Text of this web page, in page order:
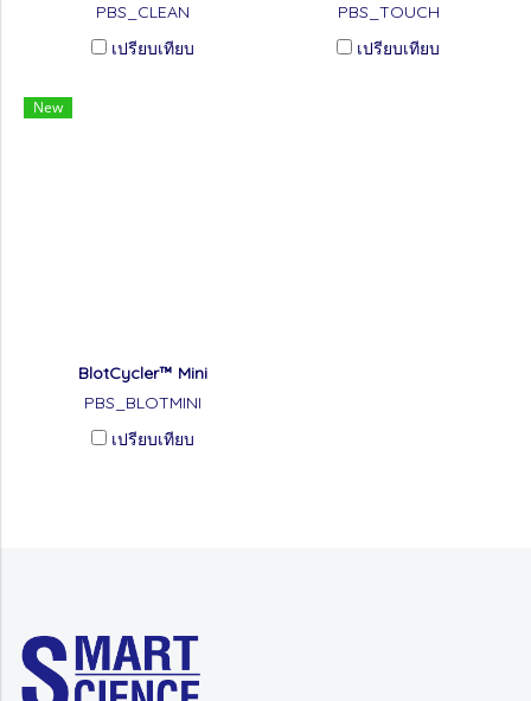
PBS_CLEAN
เปรียบเทียบ
PBS_TOUCH
เปรียบเทียบ
New
BlotCycler™ Mini
PBS_BLOTMINI
เปรียบเทียบ